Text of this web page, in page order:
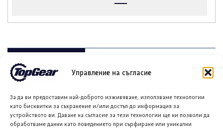
Управление на съгласие
За да ви предоставим най-доброто изживяване, използваме технологии
като бисквитки за съхранение и/или достъп до информация за
устройството ви. Даване на съгласие за тези технологии ще ни позволи да
обработваме данни като поведението при сърфиране или уникални
НОВИ ПУБЛИКАЦИИ